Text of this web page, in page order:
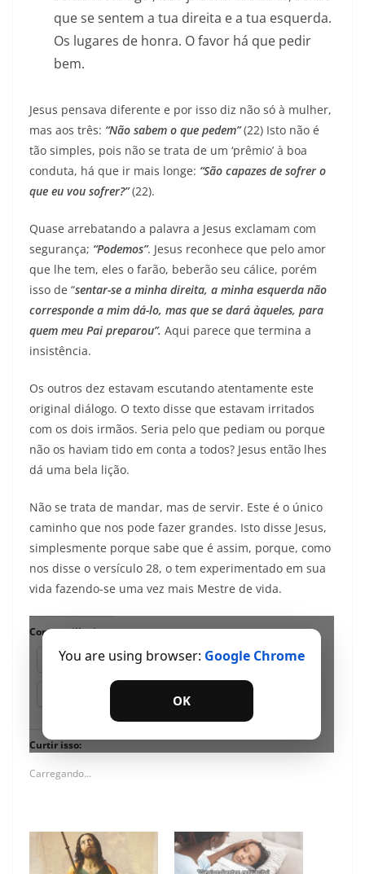
que se sentem a tua direita e a tua esquerda.
Os lugares de honra. O favor há que pedir
bem.
Jesus pensava diferente e por isso diz não só à mulher,
mas aos três: “Não sabem o que pedem”(22) Isto não é
tão simples, pois não se trata de um ‘prêmio’ à boa
conduta, há que ir mais longe: “São capazes de sofrer o
que eu vou sofrer?”(22).
Quase arrebatando a palavra a Jesus exclamam com
segurança; “Podemos”. Jesus reconhece que pelo amor
que lhe tem, eles o farão, beberão seu cálice, porém
isso de “sentar-se a minha direita, a minha esquerda não
corresponde a mim dá-lo, mas que se dará àqueles, para
quem meu Pai preparou”. Aqui parece que termina a
insistência.
Os outros dez estavam escutando atentamente este
original diálogo. O texto disse que estavam irritados
com os dois irmãos. Seria pelo que pediam ou porque
não os haviam tido em conta a todos? Jesus então lhes
dá uma bela lição.
Não se trata de mandar, mas de servir. Este é o único
caminho que nos pode fazer grandes. Isto disse Jesus,
simplesmente porque sabe que é assim, porque, como
nos disse o versículo 28, o tem experimentado em sua
vida fazendo-se uma vez mais Mestre de vida.
You are using browser: Google Chrome
OK
Compartilhe isso:
18+ Facebook Telegram
Curtir isso:
Carregando...